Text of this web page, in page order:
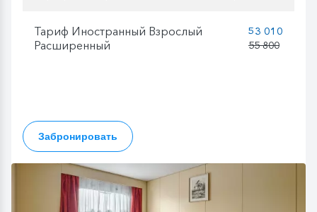
Тариф Иностранный Взрослый
Расширенный
53 010
55 800
Забронировать